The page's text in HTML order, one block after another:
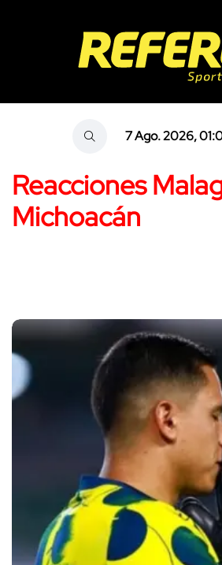
7 Ago. 2026,
Reacciones
Michoacán